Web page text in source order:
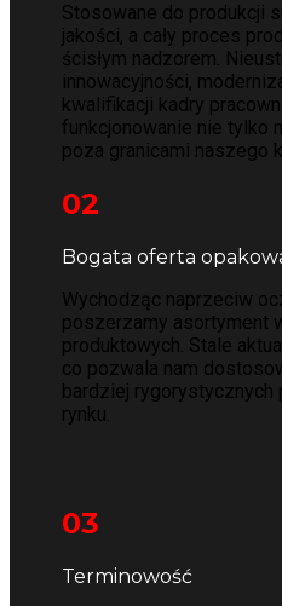
Stosowane do produkcji
jakości, a cały proces
ścisłym nadzorem.
innowacyjności,
kwalifikacji kadry
funkcjonowanie nie tylko
poza granicami naszego
02
Bogata oferta
Wychodząc naprzeciw
poszerzamy asortyment
produktowych. Stale
co pozwala nam
bardziej
rynku.
03
Terminowość